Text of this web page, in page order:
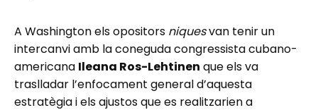
A Washington els opositors niquesvan tenir un
intercanvi amb la coneguda congressista cubano-
americana Ileana Ros-Lehtinen que els va
traslladar l’enfocament general d’aquesta
estratègia i els ajustos que es realitzarien a